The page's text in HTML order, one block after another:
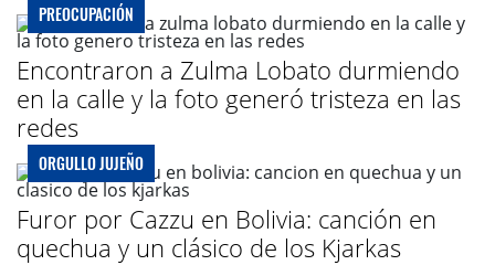
PREOCUPACIÓN
Encontraron a Zulma Lobato durmiendo
en la calle y la foto generó tristeza en las
redes
ORGULLO JUJEÑO
Furor por Cazzu en Bolivia: canción en
quechua y un clásico de los Kjarkas